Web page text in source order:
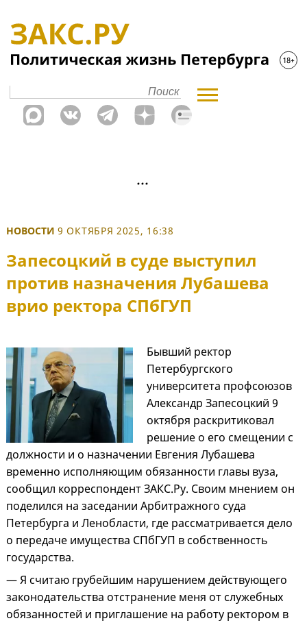
НОВОСТИ 9 ОКТЯБРЯ 2025, 16:38
Запесоцкий в суде выступил
против назначения Лубашева
врио ректора СПбГУП
Бывший ректор
Петербургского
университета профсоюзов
Александр Запесоцкий 9
октября раскритиковал
решение о его смещении с
должности и о назначении Евгения Лубашева
временно исполняющим обязанности главы вуза,
сообщил корреспондент ЗАКС.Ру. Своим мнением он
поделился на заседании Арбитражного суда
Петербурга и Ленобласти, где рассматривается дело
о передаче имущества СПбГУП в собственность
государства.
— Я считаю грубейшим нарушением действующего
законодательства отстранение меня от служебных
обязанностей и приглашение на работу ректором в